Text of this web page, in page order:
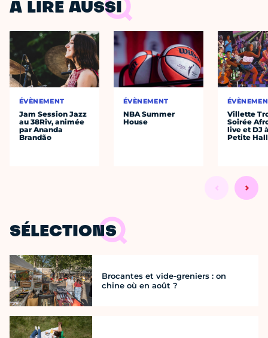
À LIRE AUSSI
ÉVÈNEMENT
Jam Session Jazz
au 38Riv, animée
par Ananda
Brandão
ÉVÈNEMENT
NBA Summer
House
Villette
Soirée
live et DJ
Petite
SÉLECTIONS
Brocantes et vide-greniers : on
chine où en août ?